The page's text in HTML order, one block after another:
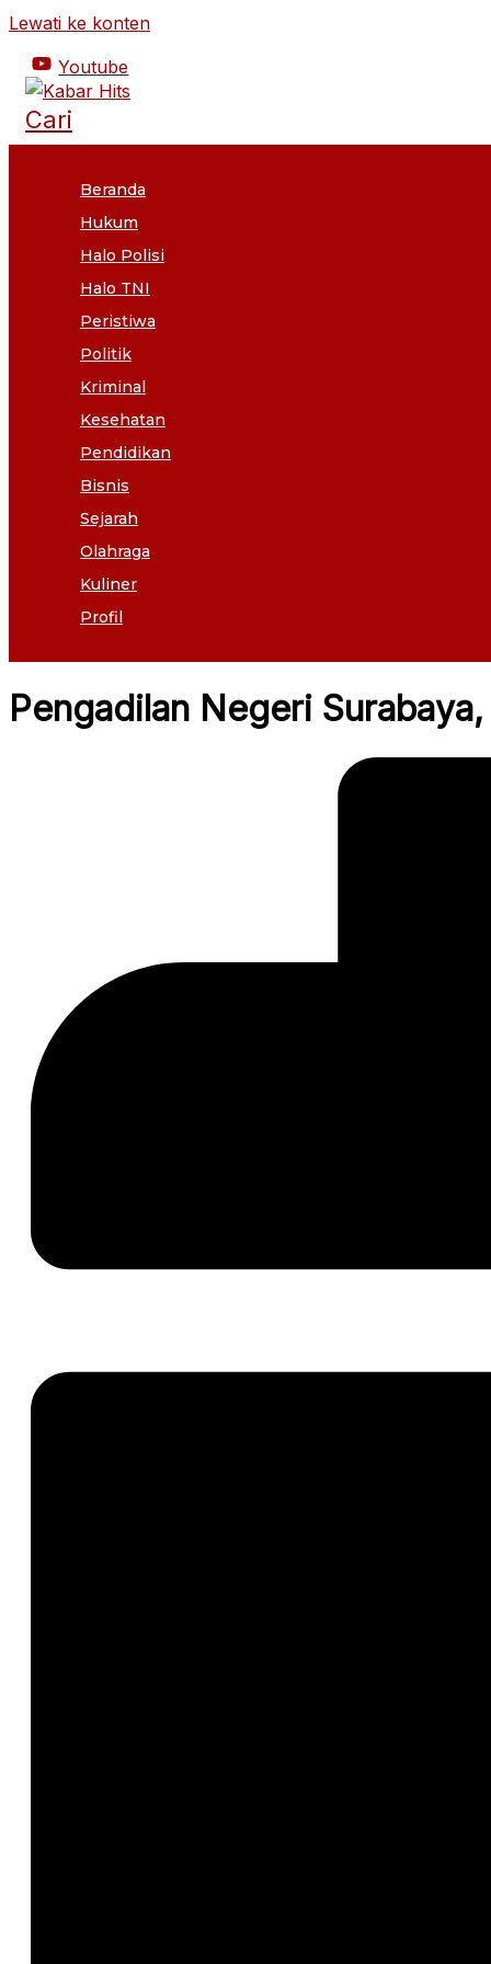
Lewati ke konten
Youtube
Cari
Beranda
Hukum
Halo Polisi
Halo TNI
Peristiwa
Politik
Kriminal
Kesehatan
Pendidikan
Bisnis
Sejarah
Olahraga
Kuliner
Profil
Pengadilan Negeri